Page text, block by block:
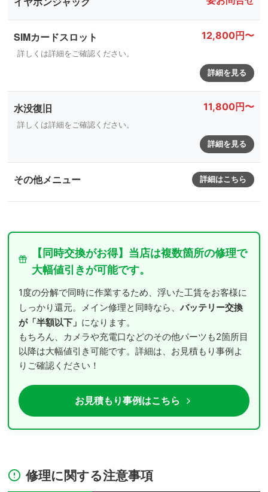
SIMカードスロット 12,800円〜
詳しくは詳細をご確認ください。
詳細を見る
水没復旧 11,800円〜
詳しくは詳細をご確認ください。
詳細を見る
その他メニュー 詳細はこちら
【同時交換がお得】当店は複数箇所の修理で
大幅値引きが可能です。
1度の分解で同時に作業するため、浮いた工賃をお客様に
しっかり還元。メイン修理と同時なら、 バッテリー交換
が「半額以下」 になります。
もちろん、カメラや充電口などのその他パーツも2箇所目
以降は大幅値引き可能です。詳細は、お見積もり事例よ
りご確認ください！
お見積もり事例はこちら
修理に関する注意事項